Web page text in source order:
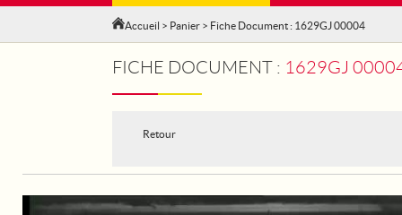
Accueil > Panier > Fiche Document : 1629GJ 00004
FICHE DOCUMENT : 1629GJ 00004 - LA
Retour